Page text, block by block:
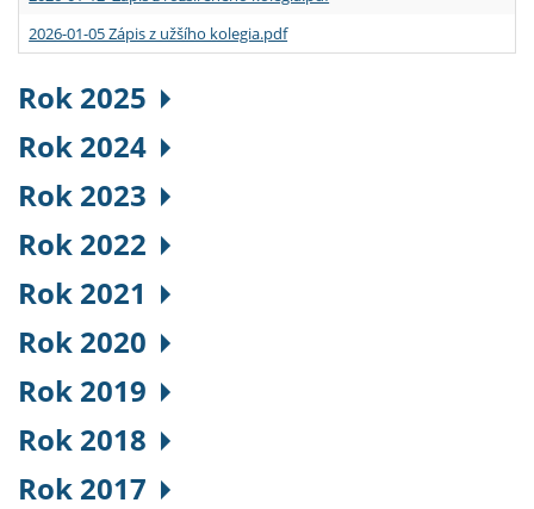
2026-01-05 Zápis z užšího kolegia.pdf
Rok 2025
Rok 2024
Rok 2023
Rok 2022
Rok 2021
Rok 2020
Rok 2019
Rok 2018
Rok 2017